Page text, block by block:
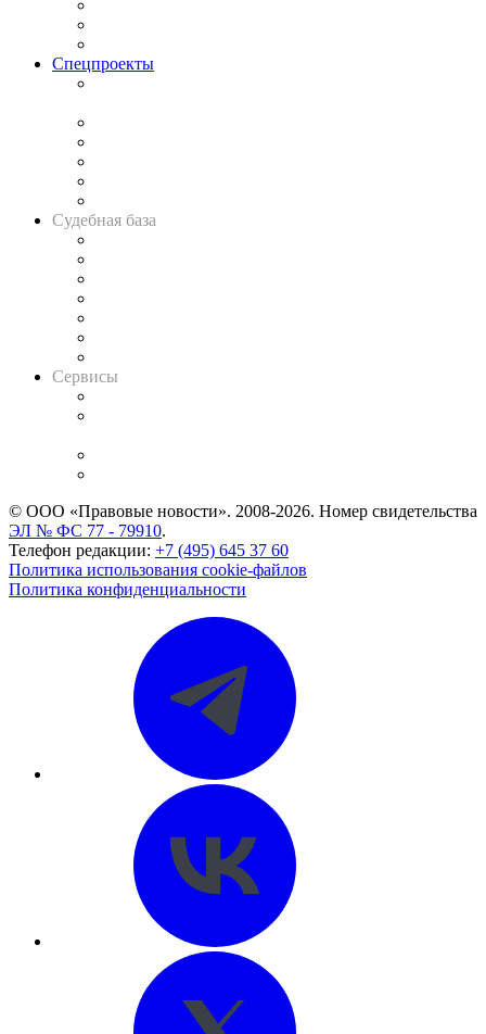
Спецпроекты
Судебная база
Сервисы
© ООО «Правовые новости». 2008-2026. Номер свидетельства
ЭЛ № ФС 77 - 79910.
Телефон редакции: +7 (495) 645 37 60
Политика использования cookie-файлов
Политика конфиденциальности